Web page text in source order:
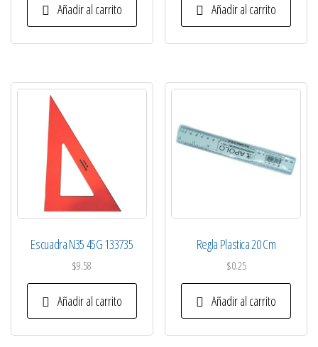
Añadir al carrito Añadir al carrito
Escuadra N35 45G 133735
$9.58
Añadir al carrito
Regla Plastica 20 Cm
$0.25
Añadir al carrito